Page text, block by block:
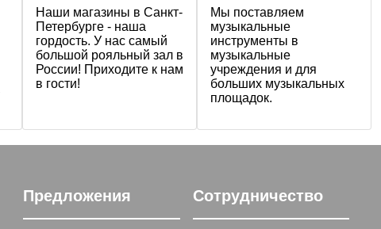
Наши магазины в Санкт-
Петербурге - наша
гордость. У нас самый
большой рояльный зал в
России! Приходите к нам
в гости!
Мы поставляем
музыкальные
инструменты в
музыкальные
учреждения и для
больших музыкальных
площадок.
Предложения Сотрудничество